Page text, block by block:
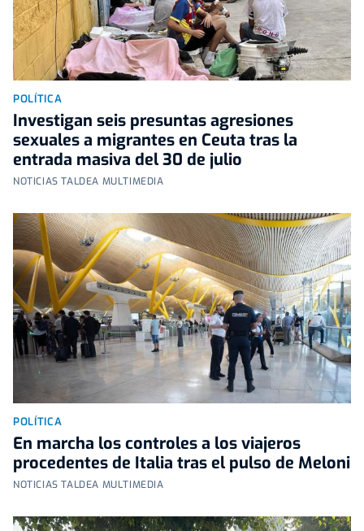
POLÍTICA
Investigan seis presuntas agresiones
sexuales a migrantes en Ceuta tras la
entrada masiva del 30 de julio
NOTICIAS TALDEA MULTIMEDIA
POLÍTICA
En marcha los controles a los viajeros
procedentes de Italia tras el pulso de Meloni
NOTICIAS TALDEA MULTIMEDIA